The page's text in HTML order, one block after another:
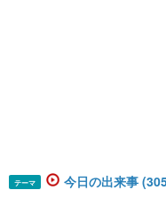
テーマ 今日の出来事